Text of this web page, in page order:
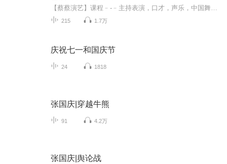
215 1.7万
庆祝七一和国庆节
24 1818
张国庆|穿越牛熊
91 4.2万
张国庆|舆论战